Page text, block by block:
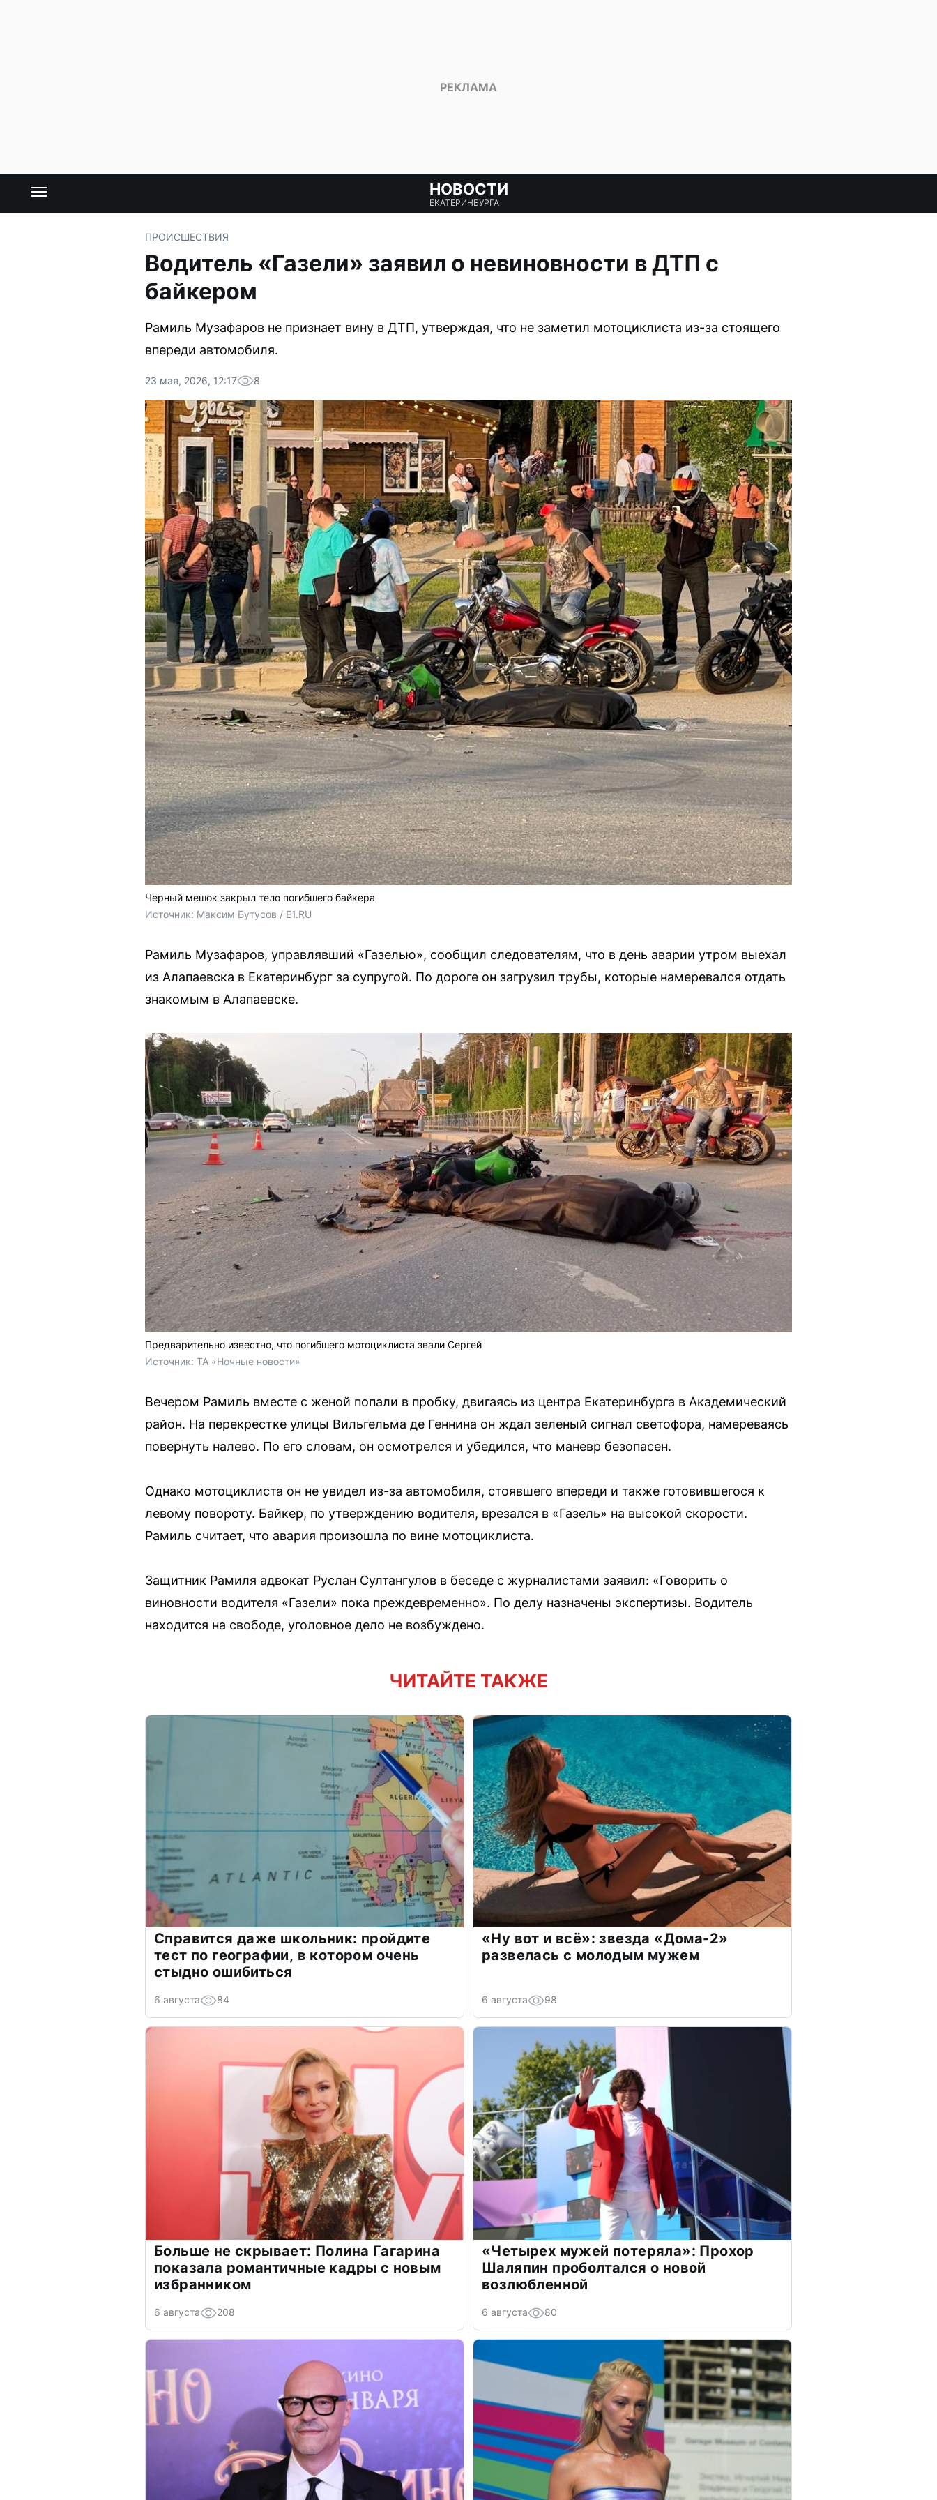
НОВОСТИ
ЕКАТЕРИНБУРГА
ПРОИСШЕСТВИЯ
Водитель «Газели» заявил о невиновности в ДТП с
байкером
Рамиль Музафаров не признает вину в ДТП, утверждая, что не заметил мотоциклиста из-за стоящего
впереди автомобиля.
23 мая, 2026, 12:17 8
Черный мешок закрыл тело погибшего байкера
Источник: Максим Бутусов / E1.RU
Рамиль Музафаров, управлявший «Газелью», сообщил следователям, что в день аварии утром выехал
из Алапаевска в Екатеринбург за супругой. По дороге он загрузил трубы, которые намеревался отдать
знакомым в Алапаевске.
Предварительно известно, что погибшего мотоциклиста звали Сергей
Источник: ТА «Ночные новости»
Вечером Рамиль вместе с женой попали в пробку, двигаясь из центра Екатеринбурга в Академический
район. На перекрестке улицы Вильгельма де Геннина он ждал зеленый сигнал светофора, намереваясь
повернуть налево. По его словам, он осмотрелся и убедился, что маневр безопасен.
Однако мотоциклиста он не увидел из-за автомобиля, стоявшего впереди и также готовившегося к
левому повороту. Байкер, по утверждению водителя, врезался в «Газель» на высокой скорости.
Рамиль считает, что авария произошла по вине мотоциклиста.
Защитник Рамиля адвокат Руслан Султангулов в беседе с журналистами заявил: «Говорить о
виновности водителя «Газели» пока преждевременно». По делу назначены экспертизы. Водитель
находится на свободе, уголовное дело не возбуждено.
ЧИТАЙТЕ ТАКЖЕ
Справится даже школьник: пройдите
тест по географии, в котором очень
стыдно ошибиться
6 августа 84
«Ну вот и всё»: звезда «Дома-2»
развелась с молодым мужем
6 августа 98
Больше не скрывает: Полина Гагарина
показала романтичные кадры с новым
избранником
6 августа 208
«Четырех мужей потеряла»: Прохор
Шаляпин проболтался о новой
возлюбленной
6 августа 80